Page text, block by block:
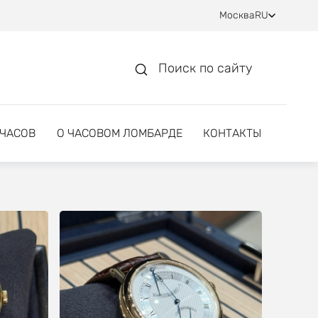
МоскваRU
Поиск по сайту
О ЧАСОВОМ ЛОМБАРДЕ КОНТАКТЫ